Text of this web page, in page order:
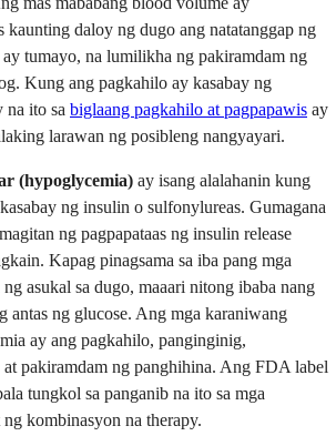
kaunting daloy ng dugo ang natatanggap ng
tumayo, na lumilikha ng pakiramdam ng
Kung ang pagkahilo ay kasabay ng
na ito sa biglaang pagkahilo at pagpapawis ay
larawan ng posibleng nangyayari.
(hypoglycemia) ay isang alalahanin kung
ng insulin o sulfonylureas. Gumagana
ng pagpapataas ng insulin release
Kapag pinagsama sa iba pang mga
ng asukal sa dugo, maaari nitong ibaba nang
antas ng glucose. Ang mga karaniwang
ay ang pagkahilo, panginginig,
pakiramdam ng panghihina. Ang FDA label
tungkol sa panganib na ito sa mga
kombinasyon na therapy.